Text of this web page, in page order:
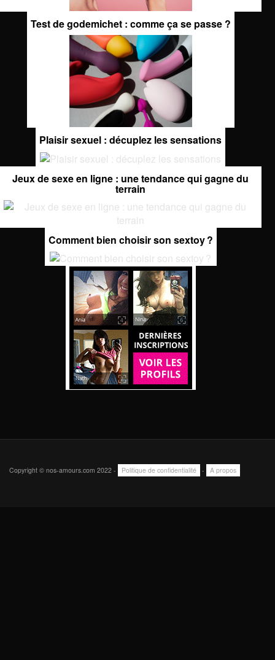
Test de godemichet : comme ça se passe ?
Plaisir sexuel : décuplez les sensations
Jeux de sexe en ligne : une tendance qui gagne du
terrain
Comment bien choisir son sextoy ?
Copyright © nos-amours.com 2022 - Politique de confidentialité - A propos